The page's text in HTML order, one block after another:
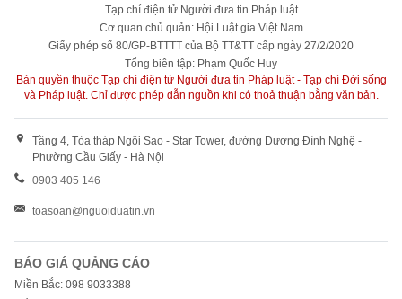
Tạp chí điện tử Người đưa tin Pháp luật
Cơ quan chủ quản: Hội Luật gia Việt Nam
Giấy phép số 80/GP-BTTTT của Bộ TT&TT cấp ngày 27/2/2020
Tổng biên tập: Phạm Quốc Huy
Bản quyền thuộc Tạp chí điện tử Người đưa tin Pháp luật - Tạp chí Đời sống
và Pháp luật. Chỉ được phép dẫn nguồn khi có thoả thuận bằng văn bản.
Tầng 4, Tòa tháp Ngôi Sao - Star Tower, đường Dương Đình Nghệ -
Phường Cầu Giấy - Hà Nội
0903 405 146
toasoan@nguoiduatin.vn
BÁO GIÁ QUẢNG CÁO
Miền Bắc: 098 9033388